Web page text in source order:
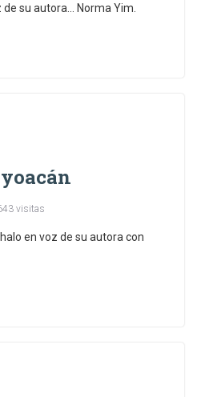
su autora… Norma Yim.
visitas
en voz de su autora con